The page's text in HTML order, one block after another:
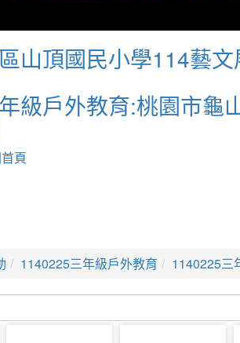
山頂國民小學114藝
級戶外教育:桃園市龜
頁
1140225三年級戶外教育 1140225三